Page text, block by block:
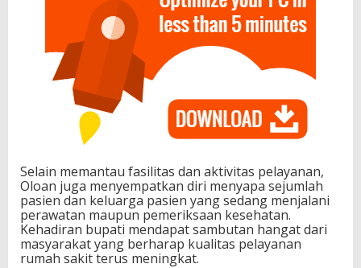
Selain memantau fasilitas dan aktivitas pelayanan,
Oloan juga menyempatkan diri menyapa sejumlah
pasien dan keluarga pasien yang sedang menjalani
perawatan maupun pemeriksaan kesehatan.
Kehadiran bupati mendapat sambutan hangat dari
masyarakat yang berharap kualitas pelayanan
rumah sakit terus meningkat.